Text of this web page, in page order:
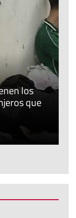
que